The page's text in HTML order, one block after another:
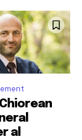
al